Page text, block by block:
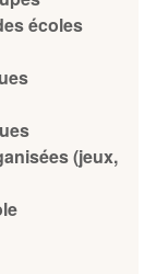
écoles
(jeux,